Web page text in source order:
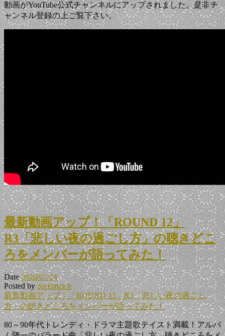
動画がYouTube公式チャンネルにアップされました。是非チ
ャンネル登録の上ご覧下さい。
最新動画アップ！「ROUND 12」
R3「悲しい夜の過ごし方」の聴きどこ
ろをメンバーが語ってみた！
Date2020/07/24
Posted byparismatch
最新動画アップ！「ROUND 12」R3「悲しい夜の過ごし
方」の聴きどころをメンバーが語ってみた！
80～90年代トレンディ・ドラマ主題歌テイスト満載！アルバ